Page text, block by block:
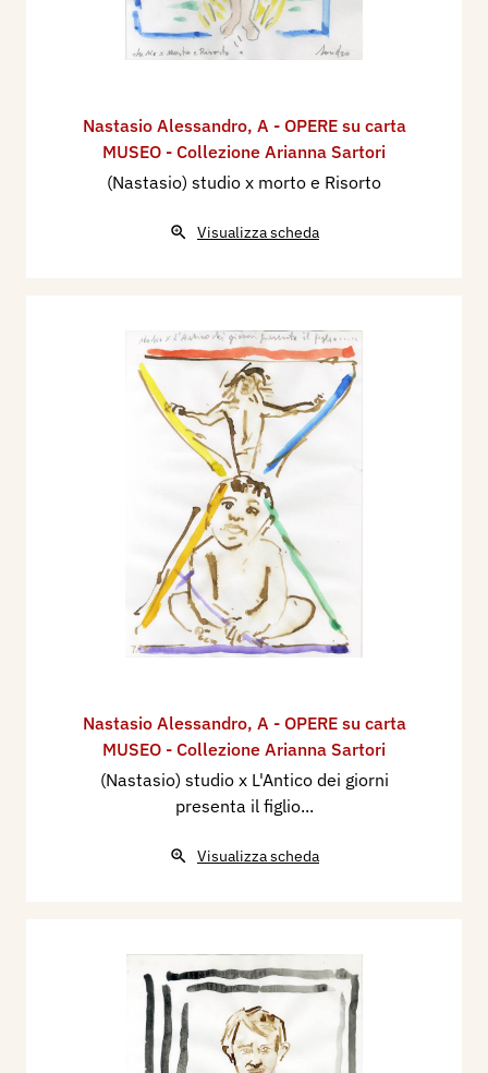
Nastasio Alessandro, A - OPERE su carta
MUSEO - Collezione Arianna Sartori
(Nastasio) studio x morto e Risorto
Visualizza scheda
Nastasio Alessandro, A - OPERE su carta
MUSEO - Collezione Arianna Sartori
(Nastasio) studio x L'Antico dei giorni
presenta il figlio...
Visualizza scheda